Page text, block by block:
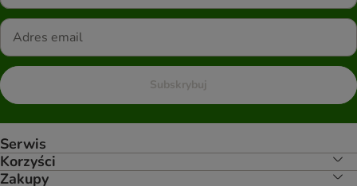
Subskrybuj
Serwis
Korzyści
Zakupy